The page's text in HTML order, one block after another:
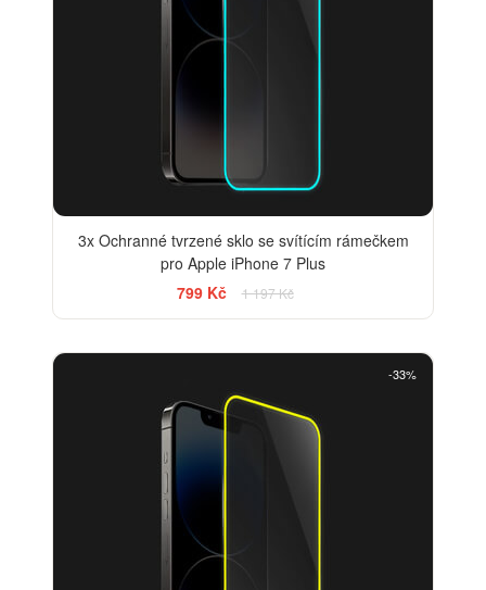
3x Ochranné tvrzené sklo se svítícím rámečkem
pro Apple iPhone 7 Plus
799 Kč
1 197 Kč
-33%